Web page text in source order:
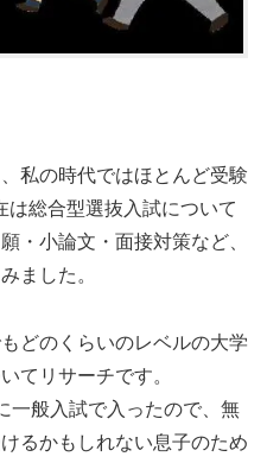
私の時代ではほとんど受験
総合型選抜入試について
・小論文・面接対策など、
ました。
どのくらいのレベルの大学
てリサーチです。
一般入試で入ったので、無
るかもしれない息子のため